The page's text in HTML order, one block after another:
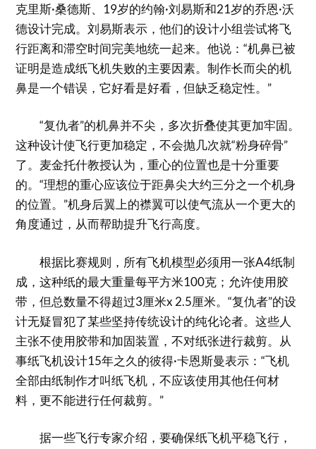
克里斯·桑德斯、19岁的约翰·刘易斯和21岁的乔恩·沃
德设计完成。刘易斯表示，他们的设计小组尝试将飞
行距离和滞空时间完美地统一起来。他说：“机鼻已被
证明是造成纸飞机失败的主要因素。制作长而尖的机
鼻是一个错误，它好看是好看，但缺乏稳定性。”
“复仇者”的机鼻并不尖，多次折叠使其更加牢固。
这种设计使飞行更加稳定，不会抛几次就“粉身碎骨”
了。麦金托什教授认为，重心的位置也是十分重要
的。“理想的重心应该位于距鼻尖大约三分之一个机身
的位置。”机身后翼上的襟翼可以使气流从一个更大的
角度通过，从而帮助提升飞行高度。
根据比赛规则，所有飞机模型必须用一张A4纸制
成，这种纸的最大重量每平方米100克；允许使用胶
带，但总数量不得超过3厘米x 2.5厘米。“复仇者”的设
计无疑冒犯了某些坚持传统设计的纯化论者。这些人
主张不使用胶带和加固装置，不对纸张进行裁剪。从
事纸飞机设计15年之久的彼得·卡恩斯曼表示：“飞机
全部由纸制作才叫纸飞机，不应该使用其他任何材
料，更不能进行任何裁剪。”
据一些飞行专家介绍，要确保纸飞机平稳飞行，